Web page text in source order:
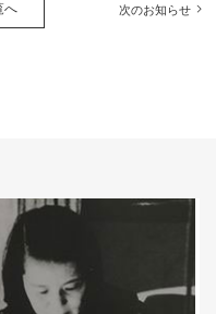
へ 次のお知らせ